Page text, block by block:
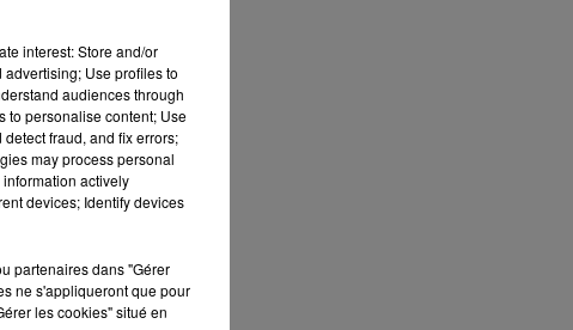
interest: Store and/or
Use profiles to
audiences through
to personalise content; Use
fraud, and fix errors;
may process personal
actively
devices; Identify devices
partenaires dans "Gérer
ne s'appliqueront que pour
les cookies" situé en